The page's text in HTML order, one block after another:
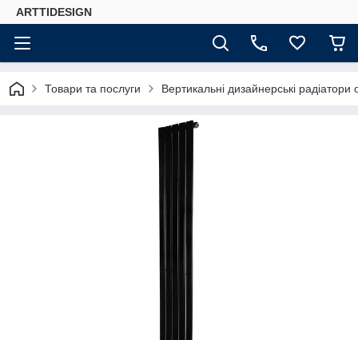
ARTTIDESIGN
Товари та послуги Вертикальні дизайнерські